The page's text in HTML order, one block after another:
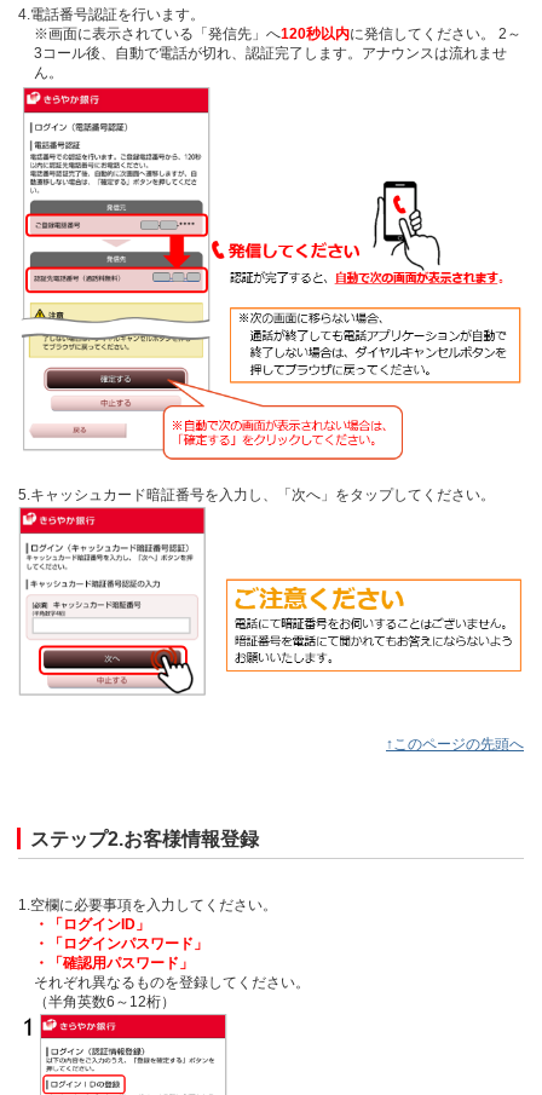
4.電話番号認証を行います。
※画面に表示されている「発信先」へ120秒以内に発信してください。 2～
3コール後、自動で電話が切れ、認証完了します。アナウンスは流れませ
ん。
5.キャッシュカード暗証番号を入力し、「次へ」をタップしてください。
↑このページの先頭へ
ステップ2.お客様情報登録
1.空欄に必要事項を入力してください。
・「ログインID」
・「ログインパスワード」
・「確認用パスワード」
それぞれ異なるものを登録してください。
（半角英数6～12桁）